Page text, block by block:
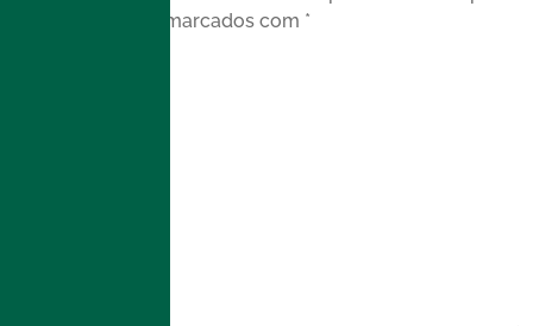
obrigatórios são marcados com *